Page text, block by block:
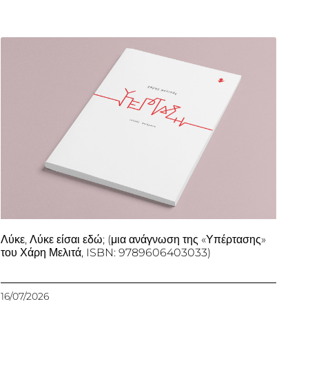
Λύκε, Λύκε είσαι εδώ; (μια ανάγνωση της «Υπέρτασης»
του Χάρη Μελιτά, ISBN: 9789606403033)
16/07/2026